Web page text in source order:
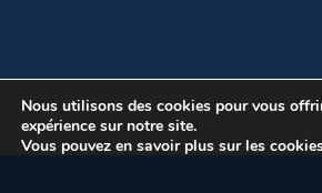
Nous utilisons des cookies pour vous
expérience sur notre site.
Vous pouvez en savoir plus sur les